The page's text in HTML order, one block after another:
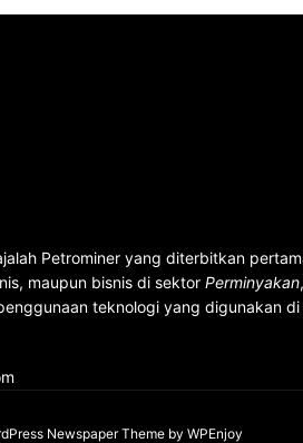
Petrominer yang diterbitkan
maupun bisnis di sektor Perminyakan,
teknologi yang digunakan
Newspaper Theme by WPEnjoy